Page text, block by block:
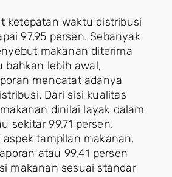
ketepatan waktu distribusi
97,95 persen. Sebanyak
makanan diterima
bahkan lebih awal,
mencatat adanya
Dari sisi kualitas
dinilai layak dalam
sekitar 99,71 persen.
tampilan makanan,
atau 99,41 persen
makanan sesuai standar